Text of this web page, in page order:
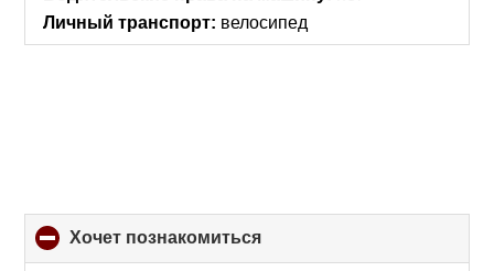
Личный транспорт: велосипед
хочет познакомиться
to